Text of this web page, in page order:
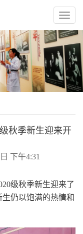
秋季新生迎来开
下午4:31
级秋季新生迎来了
仍以饱满的热情和